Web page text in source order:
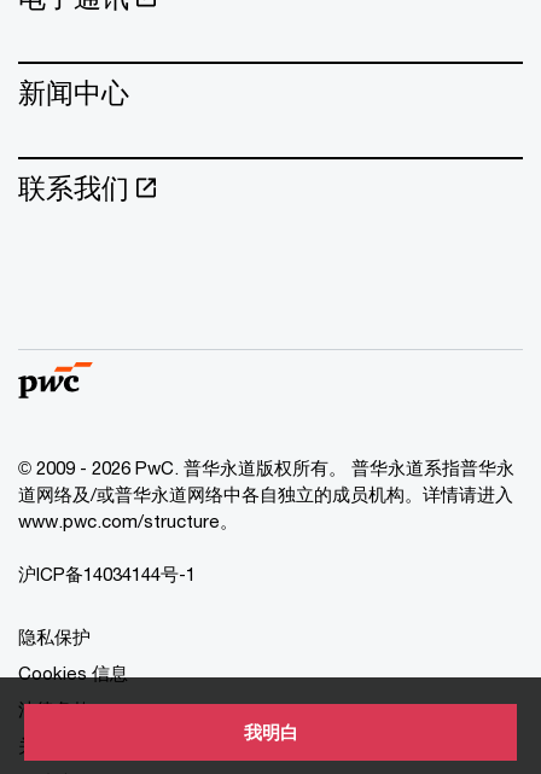
我明白
新闻中心
联系我们
© 2009 - 2026 PwC. 普华永道版权所有。 普华永道系指普华永
道网络及/或普华永道网络中各自独立的成员机构。详情请进入
www.pwc.com/structure。
沪ICP备14034144号-1
隐私保护
Cookies 信息
法律条款
关于本网站